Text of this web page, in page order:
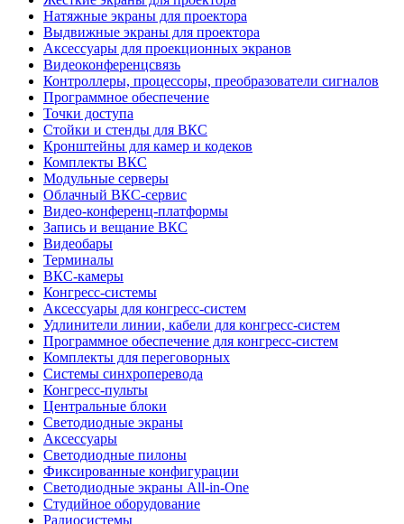
Натяжные экраны для проектора
Выдвижные экраны для проектора
Аксессуары для проекционных экранов
Видеоконференцсвязь
Контроллеры, процессоры, преобразователи сигналов
Программное обеспечение
Точки доступа
Стойки и стенды для ВКС
Кронштейны для камер и кодеков
Комплекты ВКС
Модульные серверы
Облачный ВКС-сервис
Видео-конференц-платформы
Запись и вещание ВКС
Видеобары
Терминалы
ВКС-камеры
Конгресс-системы
Аксессуары для конгресс-систем
Удлинители линии, кабели для конгресс-систем
Программное обеспечение для конгресс-систем
Комплекты для переговорных
Системы синхроперевода
Конгресс-пульты
Центральные блоки
Светодиодные экраны
Аксессуары
Светодиодные пилоны
Фиксированные конфигурации
Светодиодные экраны All-in-One
Студийное оборудование
Радиосистемы